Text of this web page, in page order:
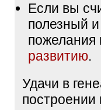
Если вы
полезный
пожелания
развитию.
Удачи в
построении